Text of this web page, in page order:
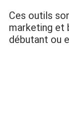
Ces outils
marketing et
débutant ou